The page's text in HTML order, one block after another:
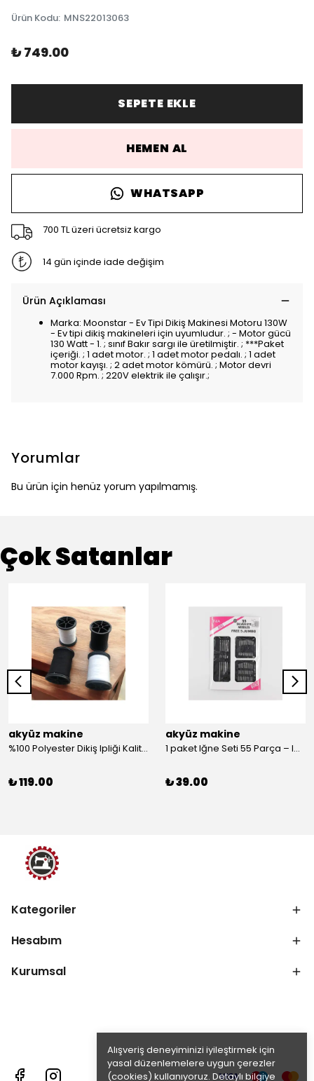
Alışveriş deneyiminizi iyileştirmek için
yasal düzenlemelere uygun çerezler
(cookies) kullanıyoruz. Detaylı bilgiye
Ürün Kodu: MNS22013063
₺ 749.00
SEPETE EKLE
HEMEN AL
WHATSAPP
700 TL üzeri ücretsiz kargo
14 gün içinde iade değişim
Ürün Açıklaması
Marka: Moonstar - Ev Tipi Dikiş Makinesi Motoru 130W
- Ev tipi dikiş makineleri için uyumludur. ; - Motor gücü
130 Watt - 1. ; sınıf Bakır sargı ile üretilmiştir. ; ***Paket
içeriği. ; 1 adet motor. ; 1 adet motor pedalı. ; 1 adet
motor kayışı. ; 2 adet motor kömürü. ; Motor devri
7.000 Rpm. ; 220V elektrik ile çalışır.;
Yorumlar
Bu ürün için henüz yorum yapılmamış.
Çok Satanlar
akyüz makine
%100 Polyester Dikiş Ipliği Kaliteli 2 Adet Farklı Makara Ip Dikiş İpi Siyah&Beyaz 2'Li Set
₺ 119.00
akyüz makine
1 paket Iğne Seti 55 Parça – Iğne
₺ 39.00
Kategoriler
Hesabım
Kurumsal